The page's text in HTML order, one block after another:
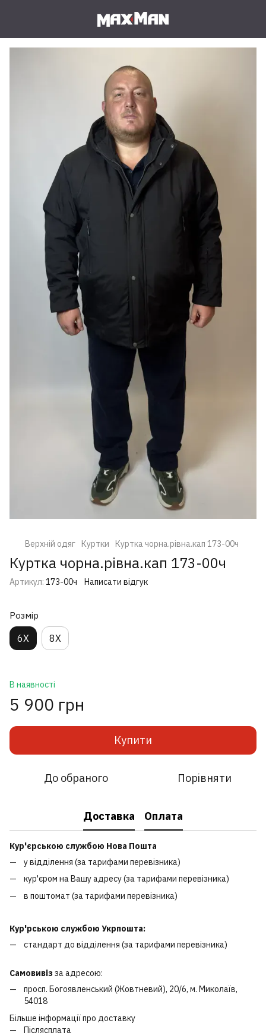
Верхній одяг Куртки Куртка чорна.рівна.кап 173-00ч
Куртка чорна.рівна.кап 173-00ч
Артикул: 173-00ч Написати відгук
Розмір
6X 8X
В наявності
5 900 грн
Купити
До обраного Порівняти
Доставка Оплата
Кур'єрською службою Нова Пошта
у відділення (за тарифами перевізника)
кур'єром на Вашу адресу (за тарифами перевізника)
в поштомат (за тарифами перевізника)
Кур'рською службою Укрпошта:
стандарт до відділення (за тарифами перевізника)
Самовивізза адресою:
просп. Богоявленський (Жовтневий), 20/6, м. Миколаїв,
54018
Більше інформації про доставку
Післясплата